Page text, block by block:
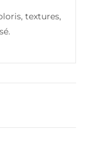
textures,